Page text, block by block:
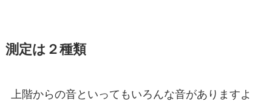
測定は２種類
上階からの音といってもいろんな音がありますよ